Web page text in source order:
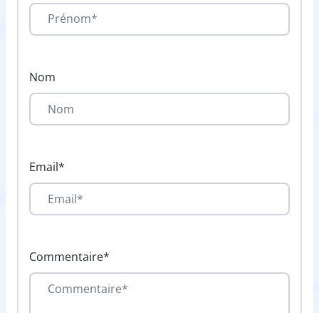
Nom
Email*
Commentaire*